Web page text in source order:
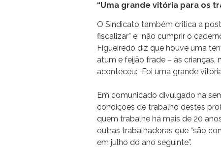
“Uma grande vitória para os
O Sindicato também critica a
fiscalizar” e “não cumprir o
Figueiredo diz que houve uma
atum e feijão frade – às crianças,
aconteceu: “Foi uma grande
Em comunicado divulgado na
condições de trabalho destes
quem trabalhe há mais de 20
outras trabalhadoras que “são
em julho do ano seguinte”.